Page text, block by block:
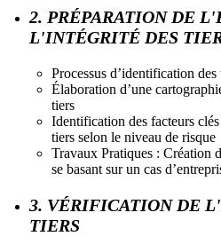
2. PRÉPARATION DE
L'INTÉGRITÉ DES
Processus d’identification des
Élaboration d’une
tiers
Identification des facteurs
tiers selon le niveau de risque
Travaux Pratiques : Création
se basant sur un cas
3. VÉRIFICATION DE
TIERS